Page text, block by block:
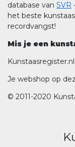
database van SVR
het beste
recordvangst!
Mis je een
Je webshop op
© 2011-2020